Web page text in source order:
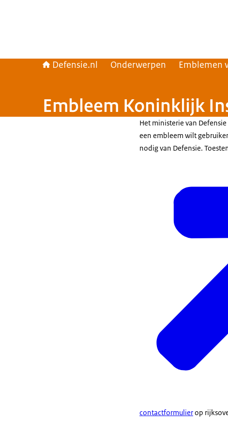
Defensie.nl Onderwerpen Emblemen
Embleem Koninklijk
Het ministerie van
een embleem wilt
nodig van Defensie.
contactformulierop